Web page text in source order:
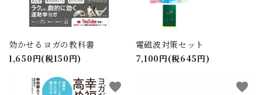
効かせるヨガの教科書
1,650円(税150円)
電磁波対策セット
7,100円(税645円)
favorite favorite